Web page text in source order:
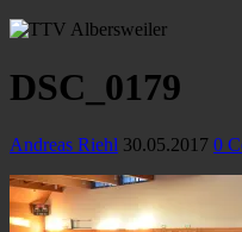
DSC_0179
Andreas Riehl 30.05.2017 0